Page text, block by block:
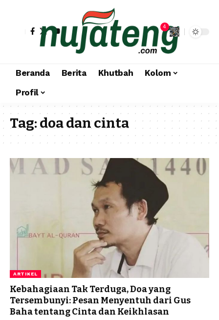
4
Beranda Berita Khutbah
Kolom
Profil
Tag:doa dan cinta
ARTIKEL
Kebahagiaan Tak Terduga, Doa yang
Tersembunyi: Pesan Menyentuh dari Gus
Baha tentang Cinta dan Keikhlasan